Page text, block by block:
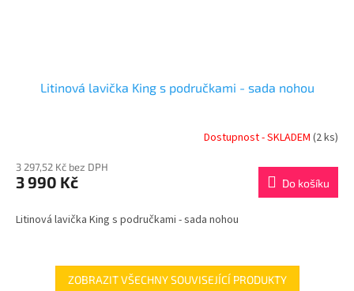
Litinová lavička King s područkami - sada nohou
Dostupnost - SKLADEM (2 ks)
3 297,52 Kč bez DPH
3 990 Kč Do košíku
Litinová lavička King s područkami - sada nohou
ZOBRAZIT VŠECHNY SOUVISEJÍCÍ PRODUKTY